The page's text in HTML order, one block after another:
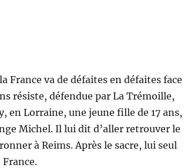
France va de défaites en défaites face
résiste, défendue par La Trémoille,
en Lorraine, une jeune fille de 17 ans,
Michel. Il lui dit d’aller retrouver le
à Reims. Après le sacre, lui seul